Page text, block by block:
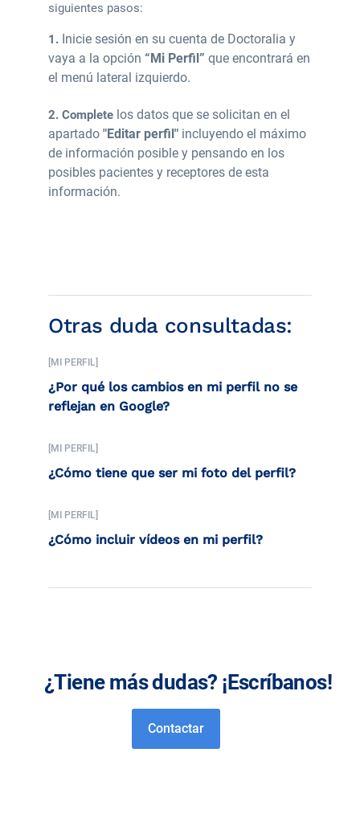
siguientes pasos:
1. Inicie sesión en su cuenta de Doctoralia y
vaya a la opción “Mi Perfil” que encontrará en
el menú lateral izquierdo.
2. Complete los datos que se solicitan en el
apartado "Editar perfil" incluyendo el máximo
de información posible y pensando en los
posibles pacientes y receptores de esta
información.
Otras duda consultadas:
[MI PERFIL]
¿Por qué los cambios en mi perfil no se
reflejan en Google?
[MI PERFIL]
¿Cómo tiene que ser mi foto del perfil?
[MI PERFIL]
¿Cómo incluir vídeos en mi perfil?
¿Tiene más dudas? ¡Escríbanos!
Contactar